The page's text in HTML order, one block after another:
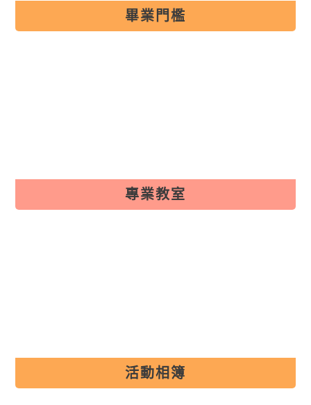
畢業門檻
畢業門檻
專業教室
專業教室
活動相簿
活動相簿